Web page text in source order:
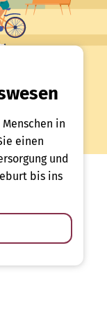
in
einen
und
bis ins